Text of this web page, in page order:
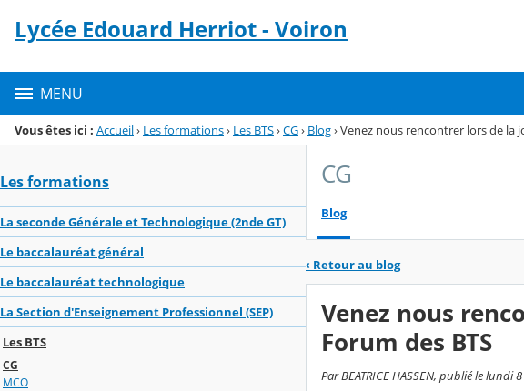
Menu de la rubrique
Contenu
Lycée Edouard Herriot - Voiron
MENU
Vous êtes ici : Accueil› Les formations› Les BTS›CG› Blog›Venez nous rencontrer lors de la
Les formations
La seconde Générale et Technologique (2nde GT)
Le baccalauréat général
Le baccalauréat technologique
La Section d'Enseignement Professionnel (SEP)
Les BTS
CG
MCO
CG
Blog
‹ Retour au blog
Venez nous
Forum des BTS
Par BEATRICE HASSEN, publié le